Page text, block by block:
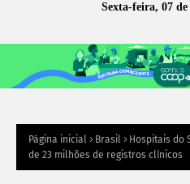
Sexta-feira, 07 de
Página inicial Brasil
Hospitais do
de 23 milhões de registros clínicos